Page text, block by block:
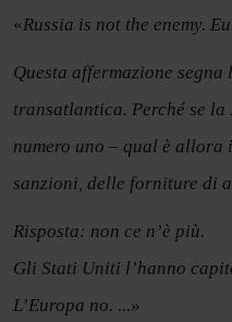
«Russia is not the enemy.
Questa affermazione
transatlantica. Perché se la
numero uno – qual è allora
sanzioni, delle forniture di
Risposta: non ce n’è più.
Gli Stati Uniti l’hanno
L’Europa no. ...»